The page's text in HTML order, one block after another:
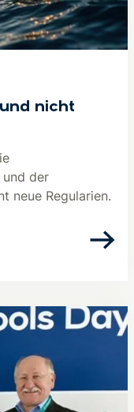
nicht
der
neue Regularien.